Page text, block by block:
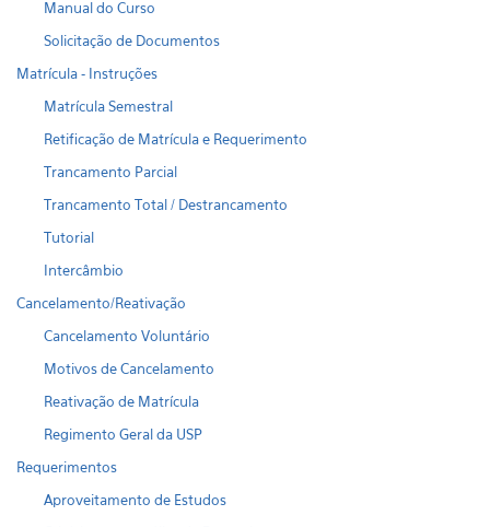
Manual do Curso
Solicitação de Documentos
Matrícula - Instruções
Matrícula Semestral
Retificação de Matrícula e Requerimento
Trancamento Parcial
Trancamento Total / Destrancamento
Tutorial
Intercâmbio
Cancelamento/Reativação
Cancelamento Voluntário
Motivos de Cancelamento
Reativação de Matrícula
Regimento Geral da USP
Requerimentos
Aproveitamento de Estudos